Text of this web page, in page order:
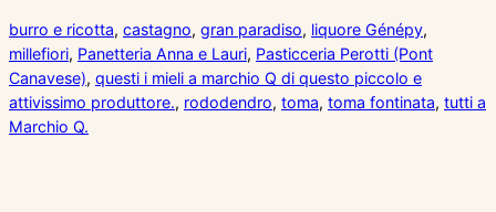
burro e ricotta, castagno, gran paradiso, liquore Génépy
millefiori, Panetteria Anna e Lauri, Pasticceria Perotti (Pont
Canavese), questi i mieli a marchio Q di questo piccolo e
attivissimo produttore., rododendro, toma, toma fontinata, tutti a
Marchio Q.